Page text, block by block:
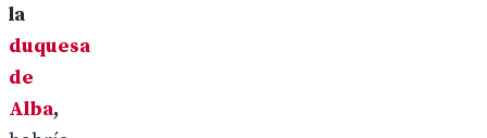
la
duquesa
de
Alba,